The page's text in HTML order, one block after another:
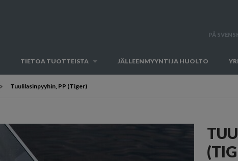
PÅ
TIETOA TUOTTEISTA JÄLLEENMYYNTI JA HUOLTO
Tuulilasinpyyhin, PP (Tiger)